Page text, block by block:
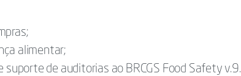
alimentar;
suporte de auditorias ao BRCGS Food Safety v.9.